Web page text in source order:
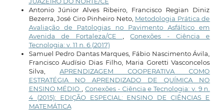
Antonio Júnior Alves Ribeiro, Francisco Regian Diniz
Bezerra, José Ciro Pinheiro Neto, Metodologia Prática de
Avaliação de Patologias no Pavimento Asfáltico em
Avenida de Fortaleza/CE
,Conexões - Ciência e
Tecnologia: v. 11 n. 6 (2017)
Samuel Pedro Dantas Marques, Fábio Nascimento Ávila,
Francisco Audísio Dias Filho, Maria Goretti Vasconcelos
Silva, APRENDIZAGEM COOPERATIVA COMO
ESTRATÉGIA NO APRENDIZADO DE QUÍMICA NO
ENSINO MÉDIO
Conexões - Ciência e Tecnologia: v. 9 n.
4 (2015): EDIÇÃO ESPECIAL: ENSINO DE CIÊNCIAS E
MATEMÁTICA